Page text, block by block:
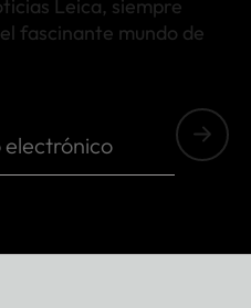
Leica, siempre
fascinante mundo de